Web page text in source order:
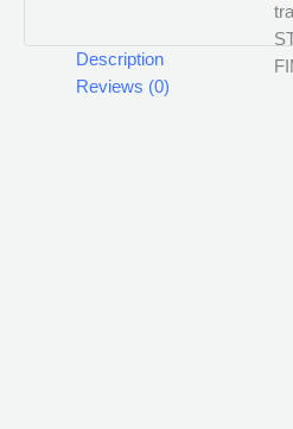
Description
Reviews (0)